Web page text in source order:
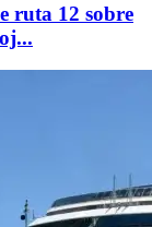
ruta 12 sobre